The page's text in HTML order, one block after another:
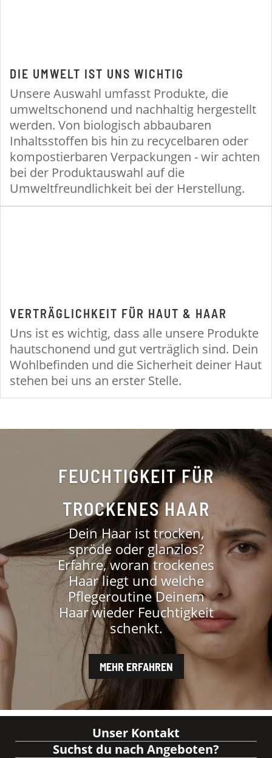
DIE UMWELT IST UNS WICHTIG
Unsere Auswahl umfasst Produkte, die
umweltschonend und nachhaltig hergestellt
werden. Von biologisch abbaubaren
Inhaltsstoffen bis hin zu recycelbaren oder
kompostierbaren Verpackungen - wir achten
bei der Produktauswahl auf die
Umweltfreundlichkeit bei der Herstellung.
VERTRÄGLICHKEIT FÜR HAUT & HAAR
Uns ist es wichtig, dass alle unsere Produkte
hautschonend und gut verträglich sind. Dein
Wohlbefinden und die Sicherheit deiner Haut
stehen bei uns an erster Stelle.
FEUCHTIGKEIT FÜR
TROCKENES HAAR
Dein Haar ist trocken,
spröde oder glanzlos?
Erfahre, woran trockenes
Haar liegt und welche
Pflegeroutine Deinem
Haar wieder Feuchtigkeit
schenkt.
MEHR ERFAHREN
Unser Kontakt
Suchst du nach Angeboten?